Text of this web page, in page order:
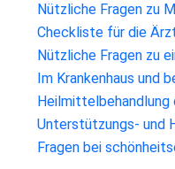
Nützliche Fragen zu
Checkliste für die
Nützliche Fragen zu
Im Krankenhaus und
Heilmittelbehandlung
Unterstützungs- und
Fragen bei